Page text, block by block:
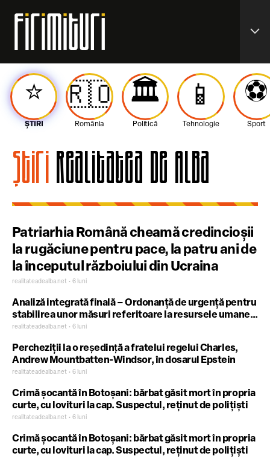
expand_more
⭐️
ȘTIRI
🇷🇴
România
🏛️
Politică
📱
Tehnologie
⚽️
Sport
ȘtiriRealitatea de Alba
Patriarhia Română cheamă credincioșii
la rugăciune pentru pace, la patru ani de
la începutul războiului din Ucraina
realitateadealba.net • 6 luni
Analiză integrată finală – Ordonanță de urgență pentru
stabilirea unor măsuri referitoare la resursele umane
necesare instituțiilor de apărare, ordine publică şi
realitateadealba.net • 6 luni
Percheziții la o reşedinţă a fratelui regelui Charles,
Andrew Mountbatten-Windsor, în dosarul Epstein
realitateadealba.net • 6 luni
Crimă șocantă în Botoșani: bărbat găsit mort în propria
curte, cu lovituri la cap. Suspectul, reținut de polițiști
realitateadealba.net • 6 luni
Crimă șocantă în Botoșani: bărbat găsit mort în propria
curte, cu lovituri la cap. Suspectul, reținut de polițiști